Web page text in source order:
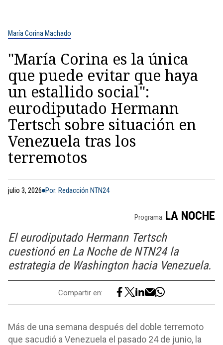
María Corina Machado
"María Corina es la única
que puede evitar que haya
un estallido social":
eurodiputado Hermann
Tertsch sobre situación en
Venezuela tras los
terremotos
julio 3, 2026 Por: Redacción NTN24
Programa: LA NOCHE
El eurodiputado Hermann Tertsch
cuestionó en La Noche de NTN24 la
estrategia de Washington hacia Venezuela.
Compartir en:
Más de una semana después del doble terremoto
que sacudió a Venezuela el pasado 24 de junio, la